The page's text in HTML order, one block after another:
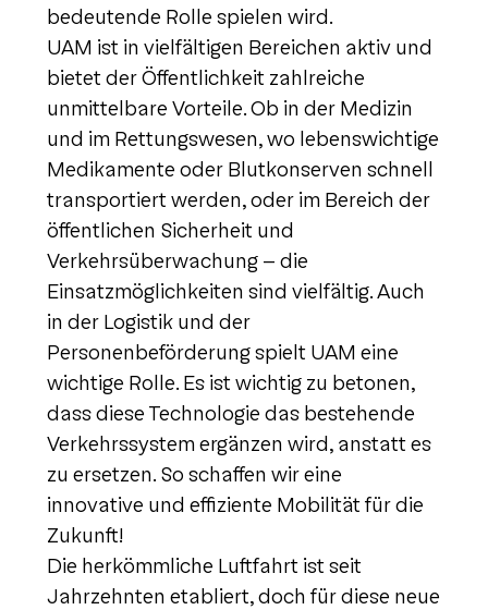
bedeutende Rolle spielen wird.
UAM ist in vielfältigen Bereichen aktiv und
bietet der Öffentlichkeit zahlreiche
unmittelbare Vorteile. Ob in der Medizin
und im Rettungswesen, wo lebenswichtige
Medikamente oder Blutkonserven schnell
transportiert werden, oder im Bereich der
öffentlichen Sicherheit und
Verkehrsüberwachung – die
Einsatzmöglichkeiten sind vielfältig. Auch
in der Logistik und der
Personenbeförderung spielt UAM eine
wichtige Rolle. Es ist wichtig zu betonen,
dass diese Technologie das bestehende
Verkehrssystem ergänzen wird, anstatt es
zu ersetzen. So schaffen wir eine
innovative und effiziente Mobilität für die
Zukunft!
Die herkömmliche Luftfahrt ist seit
Jahrzehnten etabliert, doch für diese neue